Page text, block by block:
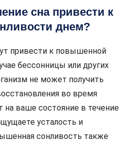
сна привести к
днем?
привести к повышенной
бессонницы или других
не может получить
во время
на ваше состояние в течение
усталость и
сонливость также